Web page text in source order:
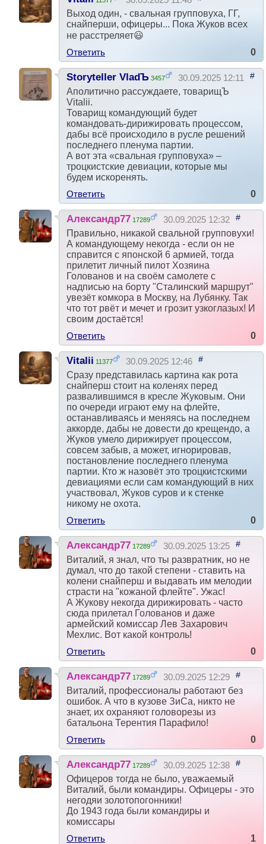
Выход один, - свальная групповуха, ГГ,
снайперши, офицеры... Пока Жуков всех
не расстреляет😃
Ответить
0
Storyteller VladЪ 3457 30.09.2025 12:11 #
Аполитично рассуждаете, товарищЪ
Vitalii.
Товарищ командующий будет
командовать-дирижировать процессом,
дабы всё происходило в русле решений
последнего пленума партии.
А вот эта «свальная групповуха» –
троцкистские девиации, которые мы
будем искоренять.
Ответить
0
Александр77 17289 30.09.2025 12:32 #
Правильно, никакой свальной групповухи!
А командующему некогда - если он не
справится с японской 6 армией, тогда
прилетит личный пилот Хозяина
Голованов и на своём самолете с
надписью на борту "Сталинский маршрут"
увезёт комкора в Москву, на Лубянку. Так
что тот рвёт и мечет и грозит узкоглазых! И
своим достаётся!
Ответить
0
Vitalii 11377 30.09.2025 12:46 #
Сразу представилась картина как рота
снайперш стоит на коленях перед
развалившимся в кресле Жуковым. Они
по очереди играют ему на флейте,
останавливаясь и меняясь на последнем
аккорде, дабы не довести до крещендо, а
Жуков умело дирижирует процессом,
совсем забыв, а может, игнорировав,
постановление последнего пленума
партии. Кто ж назовёт это троцкистскими
девиациями если сам командующий в них
участвовал, Жуков суров и к стенке
никому не охота.
Ответить
0
Александр77 17289 30.09.2025 13:25 #
Виталий, я знал, что ты развратник, но не
думал, что до такой степени - ставить на
колени снайперш и выдавать им мелодии
страсти на "кожаной флейте". Ужас!
А Жукову некогда дирижировать - часто
сюда прилетал Голованов и даже
армейский комиссар Лев Захарович
Мехлис. Вот какой контроль!
Ответить
0
Александр77 17289 30.09.2025 12:29 #
Виталий, профессионалы работают без
ошибок. А что в кузове ЗиСа, никто не
знает, их охраняют головорезы из
батальона Терентия Парафило!
Ответить
0
Александр77 17289 30.09.2025 12:38 #
Офицеров тогда не было, уважаемый
Виталий, были командиры. Офицеры - это
негодяи золотопогонники!
До 1943 года были командиры и
комиссары
Ответить
1